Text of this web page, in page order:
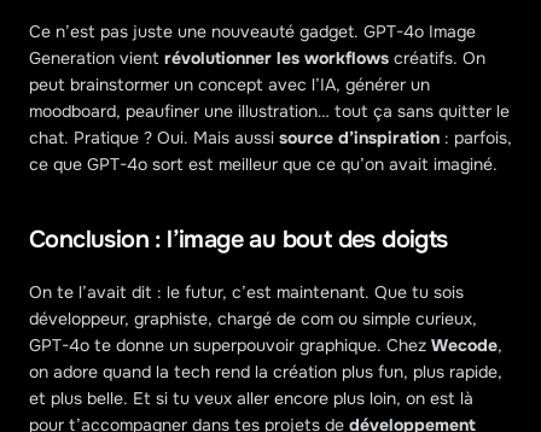
Ce n’est pas juste une nouveauté gadget. GPT-4o Image
Generation vient révolutionner les workflows créatifs. On
peut brainstormer un concept avec l’IA, générer un
moodboard, peaufiner une illustration… tout ça sans quitter le
chat. Pratique ? Oui. Mais aussi source d’inspiration : parfois,
ce que GPT-4o sort est meilleur que ce qu’on avait imaginé.
Conclusion : l’image au bout des doigts
On te l’avait dit : le futur, c’est maintenant. Que tu sois
développeur, graphiste, chargé de com ou simple curieux,
GPT-4o te donne un superpouvoir graphique. Chez Wecode,
on adore quand la tech rend la création plus fun, plus rapide,
et plus belle. Et si tu veux aller encore plus loin, on est là
pour t’accompagner dans tes projets de développement